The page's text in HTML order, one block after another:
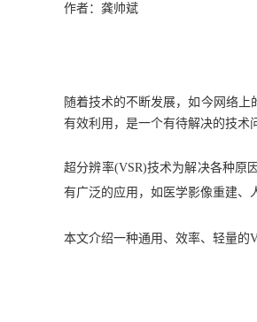
作者：龚帅斌
随着技术的不断发展，如今网络
有效利用，是一个有待解决的技术
超分辨率(VSR)技术为解决各种原
有广泛的应用，如医学影像重建、
本文介绍一种通用、效率、轻量的